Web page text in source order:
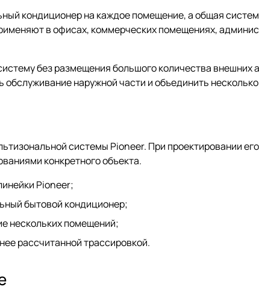
кондиционер на каждое помещение, а общая
в офисах, коммерческих помещениях,
без размещения большого количества внешних
обслуживание наружной части и объединить
системы Pioneer. При проектировании
конкретного объекта.
Pioneer;
бытовой кондиционер;
нескольких помещений;
рассчитанной трассировкой.